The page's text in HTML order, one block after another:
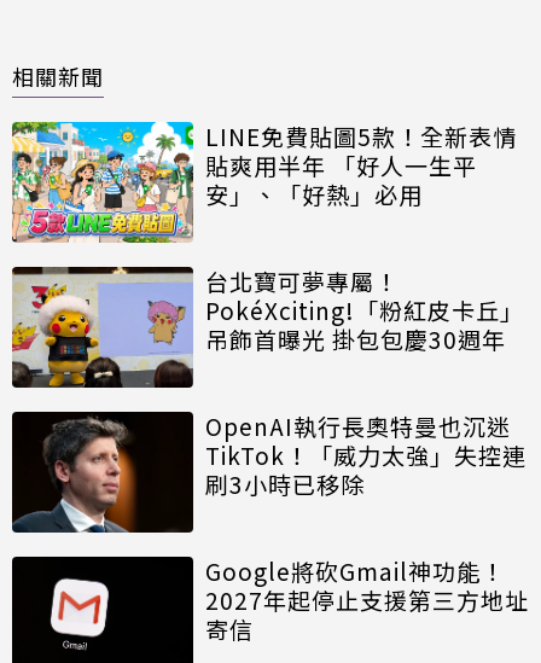
相關新聞
LINE免費貼圖5款！全新表情
貼爽用半年 「好人一生平
安」、「好熱」必用
台北寶可夢專屬！
PokéXciting!「粉紅皮卡丘」
吊飾首曝光 掛包包慶30週年
OpenAI執行長奧特曼也沉迷
TikTok！「威力太強」失控連
刷3小時已移除
Google將砍Gmail神功能！
2027年起停止支援第三方地址
寄信